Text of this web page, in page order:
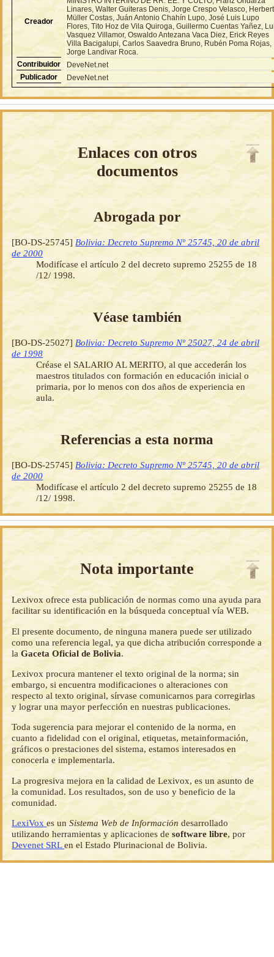
Creador
Linares, Walter Guiteras Denis, Jorge Crespo Velasco, Herbert
Müller Costas, Juán Antonio Chahín Lupo, José Luis Lupo
Flores, Tito Hoz de Vila Quiroga, Guillermo Cuentas Yañez,
Vasquez Villamor, Oswaldo Antezana Vaca Diez, Erick Reyes
Villa Bacigalupi, Carlos Saavedra Bruno, Rubén Poma Rojas,
Jorge Landivar Roca.
Contribuidor
DeveNet.net
Publicador
DeveNet.net
Enlaces con otros
documentos
Abrogada por
[BO-DS-25745] Bolivia: Decreto Supremo Nº 25745, 20 de abril
de 2000
Modifícase el artículo 2 del decreto supremo 25255 de 18
/12/ 1998.
Véase también
[BO-DS-25027] Bolivia: Decreto Supremo Nº 25027, 24 de abril
de 1998
Créase el SALARIO AL MERITO, al que accederán los
maestros titulados con formación en educación inicial o
primaria, por lo menos con dos años de experiencia en
aula.
Referencias a esta norma
[BO-DS-25745] Bolivia: Decreto Supremo Nº 25745, 20 de abril
de 2000
Modifícase el artículo 2 del decreto supremo 25255 de 18
/12/ 1998.
Nota importante
Lexivox ofrece esta publicación de normas como una ayuda para
facilitar su identificación en la búsqueda conceptual vía WEB.
El presente documento, de ninguna manera puede ser utilizado
como una referencia legal, ya que dicha atribución corresponde a
laGaceta Oficial de Bolivia.
Lexivox procura mantener el texto original de la norma; sin
embargo, si encuentra modificaciones o alteraciones con
respecto al texto original, sírvase comunicarnos para corregirlas
y lograr una mayor perfección en nuestras publicaciones.
Toda sugerencia para mejorar el contenido de la norma, en
cuanto a fidelidad con el original, etiquetas, metainformación,
gráficos o prestaciones del sistema, estamos interesados en
conocerla e implementarla.
La progresiva mejora en la calidad de Lexivox, es un asunto de
la comunidad. Los resultados, son de uso y beneficio de la
comunidad.
LexiVoxes unSistema Web de Información desarrollado
utilizando herramientas y aplicaciones desoftware libre, por
Devenet SRLen el Estado Plurinacional de Bolivia.